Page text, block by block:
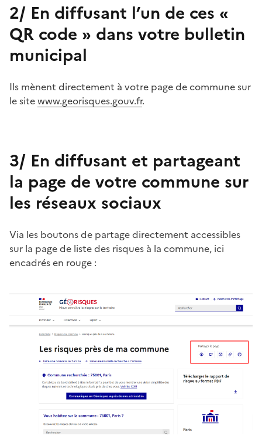
2/ En diffusant l’un de ces «
QR code » dans votre bulletin
municipal
Ils mènent directement à votre page de commune sur
le sitewww.georisques.gouv.fr.
3/ En diffusant et partageant
la page de votre commune sur
les réseaux sociaux
Via les boutons de partage directement accessibles
sur la page de liste des risques à la commune, ici
encadrés en rouge :